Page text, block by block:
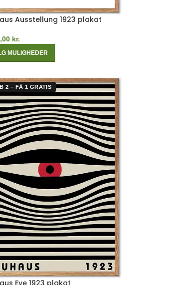
Ausstellung 1923 plakat
kr.
MULIGHEDER
2 – FÅ 1 GRATIS
Eye 1923 plakat